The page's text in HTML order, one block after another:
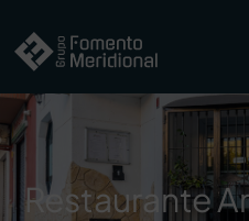
Restaurante